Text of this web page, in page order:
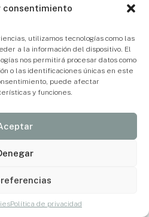
consentimiento
utilizamos tecnologías como las
a la información del dispositivo. El
nos permitirá procesar datos como
o las identificaciones únicas en este
puede afectar
y funciones.
Política de privacidad